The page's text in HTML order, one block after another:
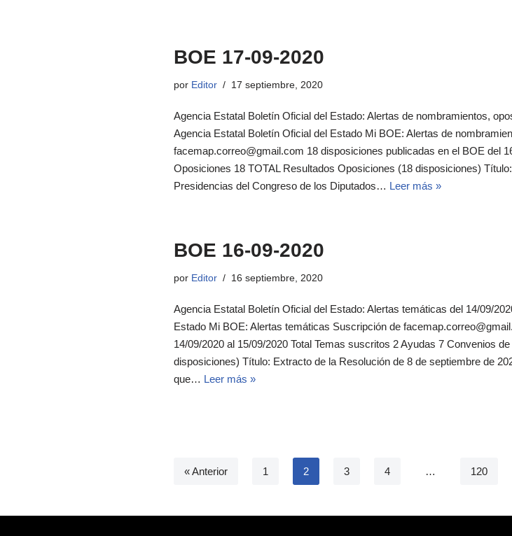
BOE 17-09-2020
por Editor 17 septiembre, 2020
Agencia Estatal Boletín Oficial del Estado: Alertas de nombramientos,
Agencia Estatal Boletín Oficial del Estado Mi BOE: Alertas de
facemap.correo@gmail.com 18 disposiciones publicadas en el BOE del
Oposiciones 18 TOTAL Resultados Oposiciones (18 disposiciones)
Presidencias del Congreso de los Diputados… Leer más »
BOE 16-09-2020
por Editor 16 septiembre, 2020
Agencia Estatal Boletín Oficial del Estado: Alertas temáticas del 14/09/
Estado Mi BOE: Alertas temáticas Suscripción de
14/09/2020 al 15/09/2020 Total Temas suscritos 2 Ayudas 7 Convenios
disposiciones) Título: Extracto de la Resolución de 8 de septiembre de
que… Leer más »
« Anterior 1 2 3 4 … 120